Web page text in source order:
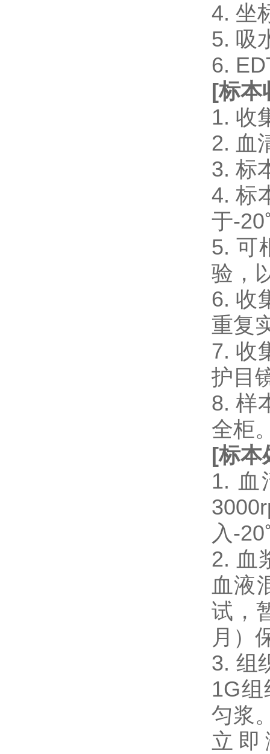
4. 坐
5. 吸
6.
[标本
1. 收
2. 血
3. 标
4. 标
于-
5. 可
验，
6. 收
重复
7. 收
护目
8. 样
全柜
[标本
1. 血
入-
2. 血
血液
试，
月）
3. 组
1G
匀浆
立